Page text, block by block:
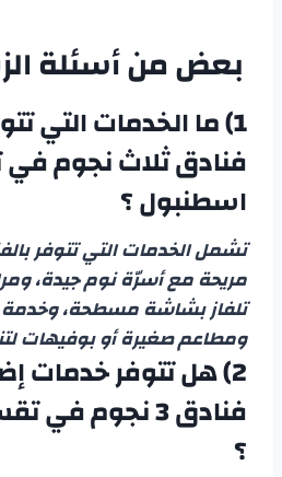
بعض من أسئلة
1) ما الخدمات التي تتوفر عادة في
فنادق ثلاث نجوم
اسطنبول؟
تشمل الخدمات التي تتوفر
مريحة مع أسرّة نوم جيدة،
تلفاز بشاشة مسطحة، وخدمة
ومطاعم صغيرة أو بوفيهات
2) هل تتوفر خدمات إضافية في
فنادق 3 نجوم في تقسيم اسطنبول
؟